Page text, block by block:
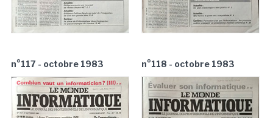
n°117 - octobre 1983 n°118 - octobre 1983